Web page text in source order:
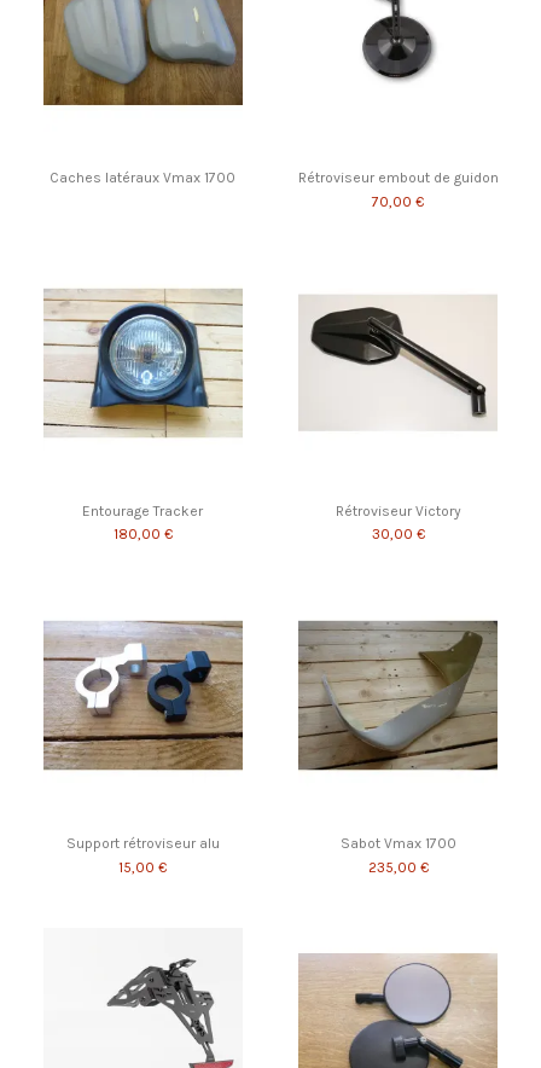
Caches latéraux Vmax 1700
Rétroviseur embout de guidon
70,00 €
Entourage Tracker
180,00 €
Rétroviseur Victory
30,00 €
Support rétroviseur alu
15,00 €
Sabot Vmax 1700
235,00 €